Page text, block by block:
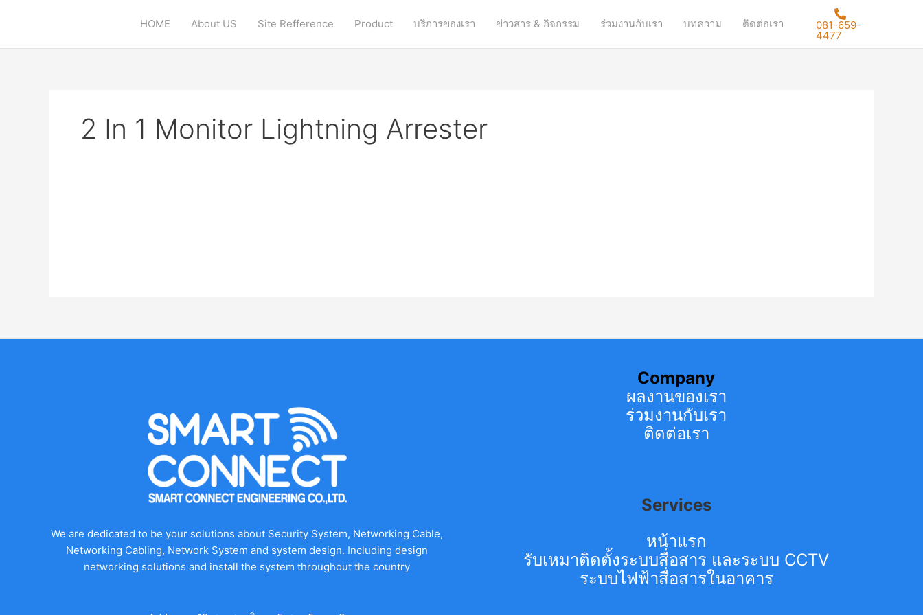
HOME About US Site Refference Product บริการของเรา ข่าวสาร & กิจกรรม ร่วมงานกับเรา บทความ ติดต่อเรา 081-659-
4477
2 In 1 Monitor Lightning Arrester
We are dedicated to be your solutions about Security System, Networking Cable,
Networking Cabling, Network System and system design. Including design
networking solutions and install the system throughout the country
Company
ผลงานของเรา
ร่วมงานกับเรา
ติดต่อเรา
Services
หน้าแรก
รับเหมาติดตั้งระบบสื่อสาร และระบบ CCTV
ระบบไฟฟ้าสื่อสารในอาคาร